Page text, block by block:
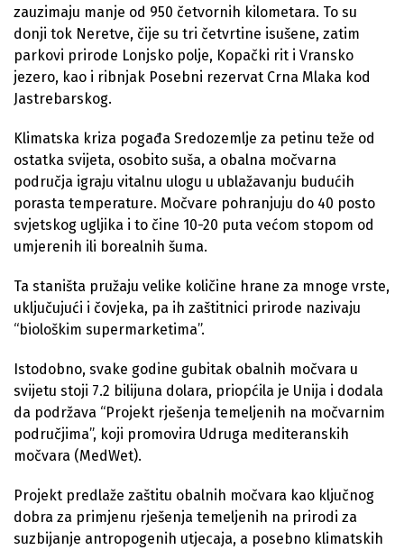
zauzimaju manje od 950 četvornih kilometara. To su
donji tok Neretve, čije su tri četvrtine isušene, zatim
parkovi prirode Lonjsko polje, Kopački rit i Vransko
jezero, kao i ribnjak Posebni rezervat Crna Mlaka kod
Jastrebarskog.
Klimatska kriza pogađa Sredozemlje za petinu teže od
ostatka svijeta, osobito suša, a obalna močvarna
područja igraju vitalnu ulogu u ublažavanju budućih
porasta temperature. Močvare pohranjuju do 40 posto
svjetskog ugljika i to čine 10-20 puta većom stopom od
umjerenih ili borealnih šuma.
Ta staništa pružaju velike količine hrane za mnoge vrste,
uključujući i čovjeka, pa ih zaštitnici prirode nazivaju
“biološkim supermarketima”.
Istodobno, svake godine gubitak obalnih močvara u
svijetu stoji 7.2 bilijuna dolara, priopćila je Unija i dodala
da podržava “Projekt rješenja temeljenih na močvarnim
područjima”, koji promovira Udruga mediteranskih
močvara (MedWet).
Projekt predlaže zaštitu obalnih močvara kao ključnog
dobra za primjenu rješenja temeljenih na prirodi za
suzbijanje antropogenih utjecaja, a posebno klimatskih